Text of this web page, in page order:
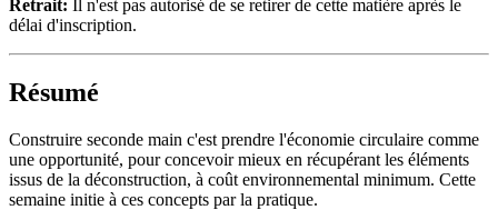
Retrait: Il n'est pas autorisé de se retirer de cette matière après le
délai d'inscription.
Résumé
Construire seconde main c'est prendre l'économie circulaire comme
une opportunité, pour concevoir mieux en récupérant les éléments
issus de la déconstruction, à coût environnemental minimum. Cette
semaine initie à ces concepts par la pratique.